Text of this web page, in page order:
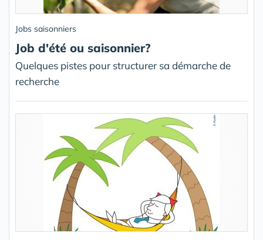
Jobs saisonniers
Job d'été ou saisonnier?
Quelques pistes pour structurer sa démarche de
recherche